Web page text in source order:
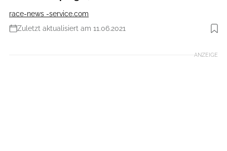
race-news -service.com
Zuletzt aktualisiert am 11.06.2021
Foto: iStockphoto
ANZEIGE